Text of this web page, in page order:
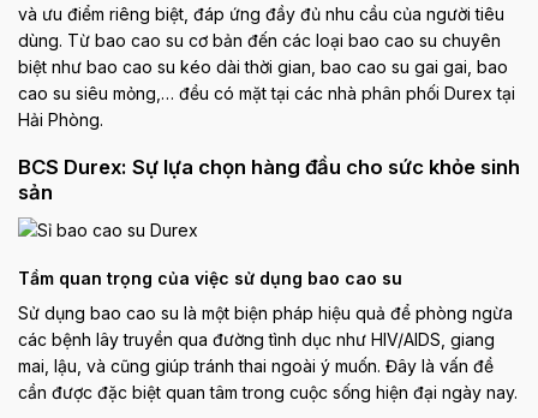
và ưu điểm riêng biệt, đáp ứng đầy đủ nhu cầu của người tiêu
dùng. Từ bao cao su cơ bản đến các loại bao cao su chuyên
biệt như bao cao su kéo dài thời gian, bao cao su gai gai, bao
cao su siêu mỏng,… đều có mặt tại các nhà phân phối Durex tại
Hải Phòng.
BCS Durex: Sự lựa chọn hàng đầu cho sức khỏe sinh
sản
Tầm quan trọng của việc sử dụng bao cao su
Sử dụng bao cao su là một biện pháp hiệu quả để phòng ngừa
các bệnh lây truyền qua đường tình dục như HIV/AIDS, giang
mai, lậu, và cũng giúp tránh thai ngoài ý muốn. Đây là vấn đề
cần được đặc biệt quan tâm trong cuộc sống hiện đại ngày nay.